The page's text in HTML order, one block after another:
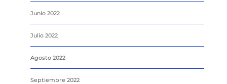
Junio 2022
Julio 2022
Agosto 2022
Septiembre 2022